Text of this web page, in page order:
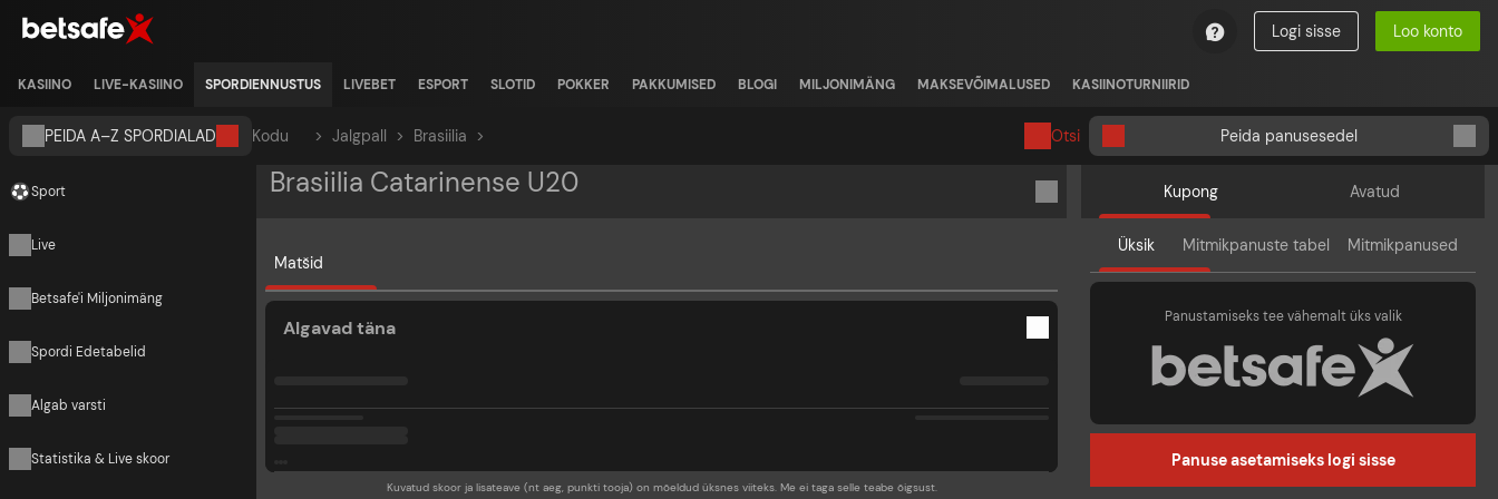
Logi sisse Loo konto
KASIINO LIVE-KASIINO SPORDIENNUSTUS LIVEBET ESPORT SLOTID POKKER PAKKUMISED BLOGI MILJONIMÄNG MAKSEVÕIMALUSED KASIINOTURNIIRID
PEIDA A–Z SPORDIALAD Kodu > Jalgpall > Brasiilia > Otsi Peida panusesedel
Sport
Live
Betsafe'i Miljonimäng
Spordi Edetabelid
Algab varsti
Statistika & Live skoor
Kupong Avatud
Üksik Mitmikpanuste tabel Mitmikpanused
Panustamiseks tee vähemalt üks valik
Panuse asetamiseks logi sisse
Brasiilia Catarinense U20
Matšid
Algavad täna
Kuvatud skoor ja lisateave (nt aeg, punkti tooja) on mõeldud üksnes viiteks. Me ei taga selle teabe õigsust.